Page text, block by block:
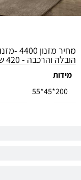
מחיר מזנון 4400 -מזנון + זוג שולחות 5900
הובלה והרכבה - 420 ש״ח
מידות
200*45*55